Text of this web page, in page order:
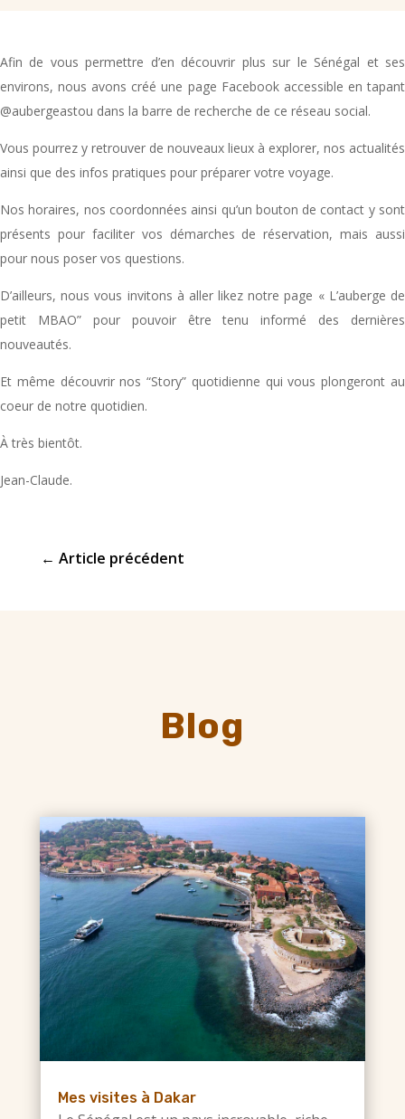
Afin de vous permettre d’en découvrir plus sur le Sénégal et ses
environs, nous avons créé une page Facebook accessible en tapant
@aubergeastou dans la barre de recherche de ce réseau social.
Vous pourrez y retrouver de nouveaux lieux à explorer, nos actualités
ainsi que des infos pratiques pour préparer votre voyage.
Nos horaires, nos coordonnées ainsi qu’un bouton de contact y sont
présents pour faciliter vos démarches de réservation, mais aussi
pour nous poser vos questions.
D’ailleurs, nous vous invitons à aller likez notre page « L’auberge de
petit MBAO” pour pouvoir être tenu informé des dernières
nouveautés.
Et même découvrir nos “Story” quotidienne qui vous plongeront au
coeur de notre quotidien.
À très bientôt.
Jean-Claude.
← Article précédent
Blog
Mes visites à Dakar